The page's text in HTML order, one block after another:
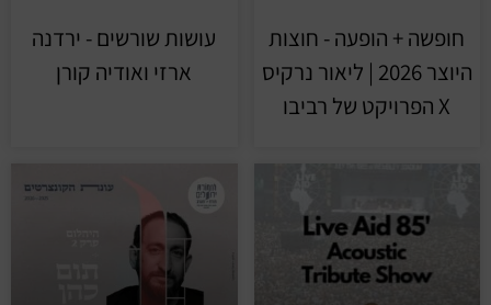
חופשה + הופעה - חוצות
היוצר 2026 | ליאור נרקיס
X הפרויקט של רביבו
עושות שורשים - ירדנה
ארזי ואודיה קורן